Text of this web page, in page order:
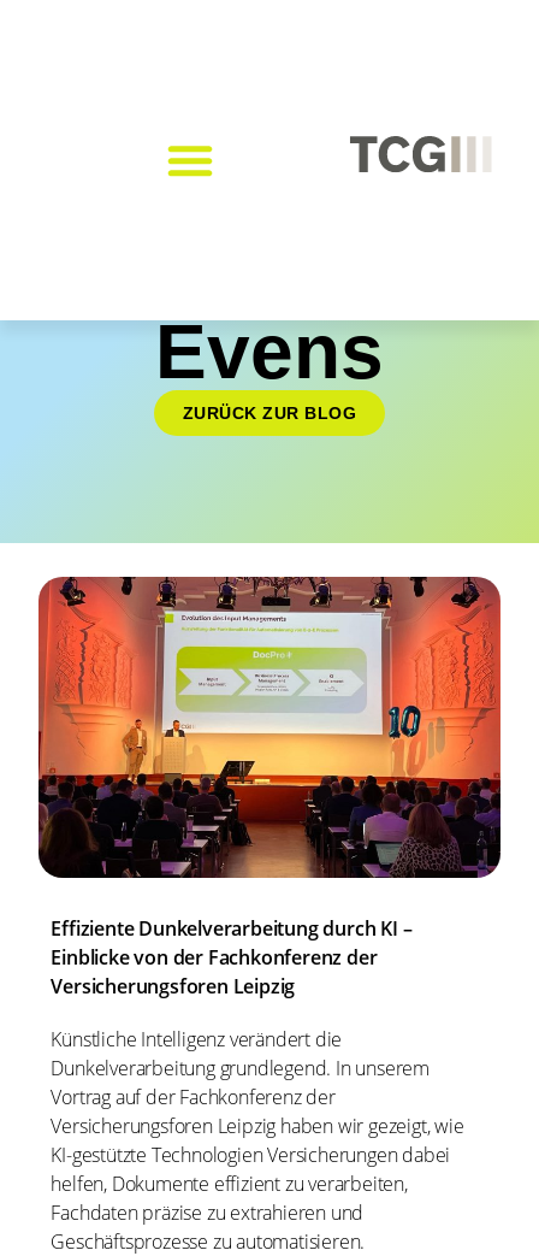
Evens
ZURÜCK ZUR BLOG
Effiziente Dunkelverarbeitung durch KI –
Einblicke von der Fachkonferenz der
Versicherungsforen Leipzig
Künstliche Intelligenz verändert die
Dunkelverarbeitung grundlegend. In unserem
Vortrag auf der Fachkonferenz der
Versicherungsforen Leipzig haben wir gezeigt, wie
KI-gestützte Technologien Versicherungen dabei
helfen, Dokumente effizient zu verarbeiten,
Fachdaten präzise zu extrahieren und
Geschäftsprozesse zu automatisieren.